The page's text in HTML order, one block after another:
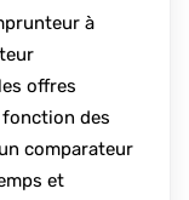
à
offres
fonction des
comparateur
et